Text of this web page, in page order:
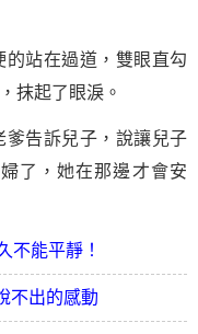
站在過道，雙眼直勾
抹起了眼淚。
告訴兒子，說讓兒子
了，她在那邊才會安
不能平靜！
不出的感動